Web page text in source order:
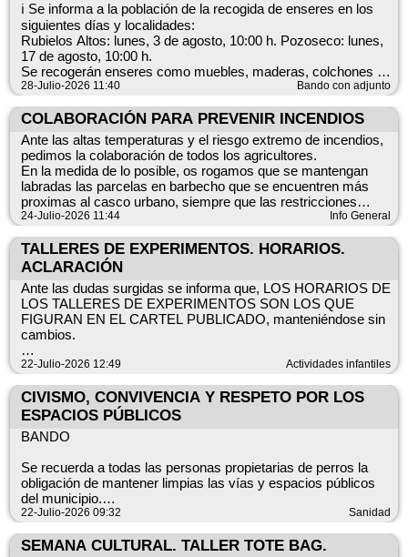
Los vecinos y las vecinas jubiladas podrán beneficiarse de un
descuento especial gestionado a través de la asociación
MAYORES UDP, aplicable a los tratamientos realizados por
Ruraldent Móvil.
Datos clave
Lugar: Plaza de Rubielos Bajos. Servicio: Atención
odontológica mediante unidad móvil de Ruraldent Móvil.
Inscripción: en las oficinas del Ayuntamiento (para organizar el
listado de pacientes). Descuento para jubiladas y jubilados:
gestionado por la asociación MAYORES UDP.
ℹ️ Para más información o dudas, por favor acuda a las oficinas
del Ayuntamiento.
ℹ️ Se informa a la población de la recogida de enseres en los
siguientes días y localidades:
Rubielos Altos: lunes, 3 de agosto, 10:00 h. Pozoseco: lunes,
17 de agosto, 10:00 h.
Se recogerán enseres como muebles, maderas, colchones y
electrodomésticos.
Por favor, coloque los enseres en la puerta de la calle antes de
las 10:00 h del día indicado. Solo se recogerán los enseres
mencionados.
Datos clave
Qué: recogida de enseres (muebles, maderas, colchones y
electrodomésticos). Cuándo: Rubielos Altos — lunes, 3 de
agosto, 10:00 h; Pozoseco — lunes, 17 de agosto, 10:00 h.
Dónde: en la puerta de la calle, antes de las 10:00 h del día
correspondiente. Importante: únicamente se recogerán los
enseres mencionados.
Gracias por su colaboración.
28-Julio-2026 11:40 Bando con adjunto
COLABORACIÓN PARA PREVENIR INCENDIOS
Ante las altas temperaturas y el riesgo extremo de incendios,
pedimos la colaboración de todos los agricultores.
En la medida de lo posible, os rogamos que se mantengan
labradas las parcelas en barbecho que se encuentren más
proximas al casco urbano, siempre que las restricciones
vigentes lo permita.
incendio.
solares y corrales situados dentro del casco urbano la
obligatoriedad de mantenerlos limpios, evitando acumulación
de maleza y vegetación seca.
Sabemos que supone un esfuerzo, por eso agradecemos de
antemano vuestra colaboración.
24-Julio-2026 11:44 Info General
TALLERES DE EXPERIMENTOS. HORARIOS.
ACLARACIÓN
Ante las dudas surgidas se informa que, LOS HORARIOS DE
LOS TALLERES DE EXPERIMENTOS SON LOS QUE
FIGURAN EN EL CARTEL PUBLICADO, manteniéndose sin
cambios.
Disculpad las molestias.
22-Julio-2026 12:49 Actividades infantiles
CIVISMO, CONVIVENCIA Y RESPETO POR LOS
ESPACIOS PÚBLICOS
BANDO
Se recuerda a todas las personas propietarias de perros la
obligación de mantener limpias las vías y espacios públicos
del municipio.
Ayuntamiento por la presencia de excrementos caninos en
22-Julio-2026 09:32 Sanidad
SEMANA CULTURAL. TALLER TOTE BAG.